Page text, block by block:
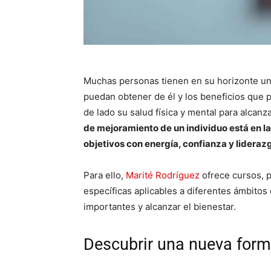
Muchas personas tienen en su horizonte
puedan obtener de él y los beneficios que
de lado su salud física y mental para
de mejoramiento de un individuo está en
objetivos con energía, confianza y
Para ello, Marité Rodríguez ofrece cursos,
específicas aplicables a diferentes
importantes y alcanzar el bienestar.
Descubrir una nueva